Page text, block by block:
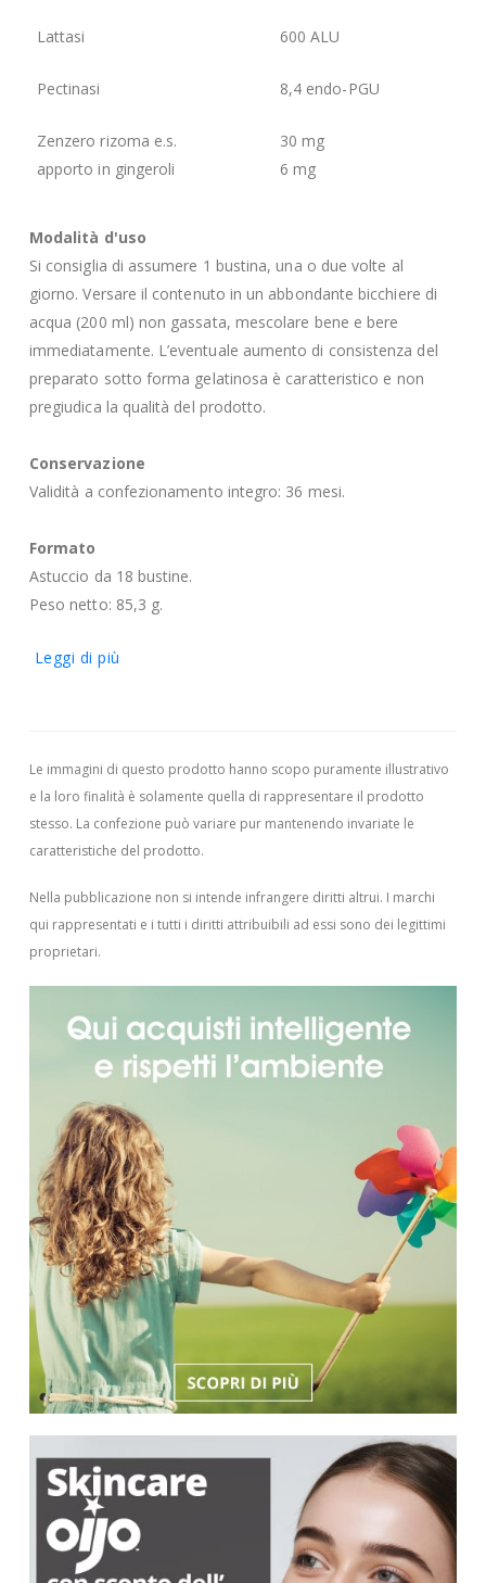
Lattasi 600 ALU
Pectinasi 8,4 endo-PGU
Zenzero rizoma e.s.
apporto in gingeroli
30 mg
6 mg
Modalità d'uso
Si consiglia di assumere 1 bustina, una o due volte al
giorno. Versare il contenuto in un abbondante bicchiere di
acqua (200 ml) non gassata, mescolare bene e bere
immediatamente. L’eventuale aumento di consistenza del
preparato sotto forma gelatinosa è caratteristico e non
pregiudica la qualità del prodotto.
Conservazione
Validità a confezionamento integro: 36 mesi.
Formato
Astuccio da 18 bustine.
Peso netto: 85,3 g.
Leggi di più
Le immagini di questo prodotto hanno scopo puramente illustrativo
e la loro finalità è solamente quella di rappresentare il prodotto
stesso. La confezione può variare pur mantenendo invariate le
caratteristiche del prodotto.
Nella pubblicazione non si intende infrangere diritti altrui. I marchi
qui rappresentati e i tutti i diritti attribuibili ad essi sono dei legittimi
proprietari.